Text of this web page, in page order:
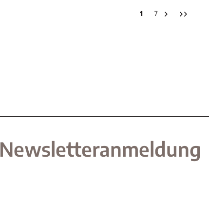
1 7
Newsletteranmeldung